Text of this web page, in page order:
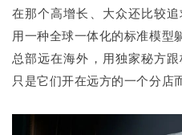
在那个高增长、大众还比较
用一种全球一体化的标准模型
总部远在海外，用独家秘方
只是它们开在远方的一个分店